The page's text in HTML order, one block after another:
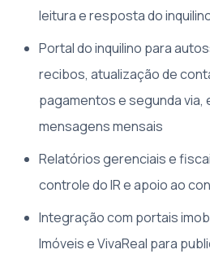
leitura e resposta do
Portal do inquilino para
recibos, atualização de
pagamentos e segunda via,
mensagens mensais
Relatórios gerenciais e
controle do IR e apoio ao
Integração com portais
Imóveis e VivaReal para